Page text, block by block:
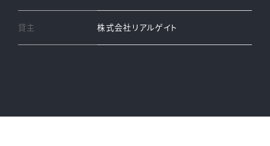
貸主 株式会社リアルゲイト